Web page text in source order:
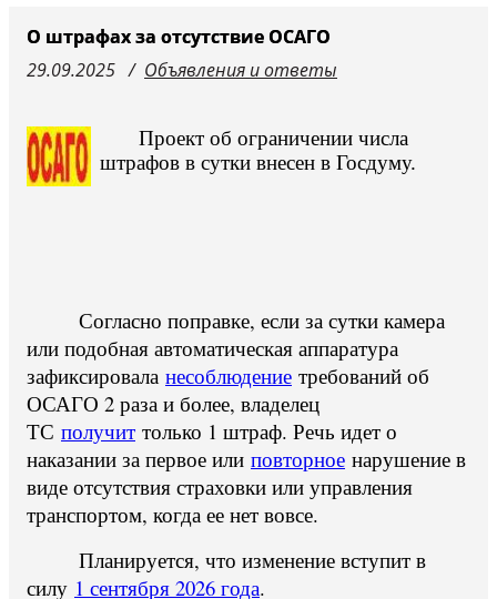
Судебные решения
СМИ о нас
О штрафах за отсутствие ОСАГО
29.09.2025
Объявления и ответы
Проект об ограничении числа
штрафов в сутки внесен в Госдуму.
Согласно поправке, если за сутки камера
или подобная автоматическая аппаратура
зафиксировала несоблюдение требований об
ОСАГО 2 раза и более, владелец
ТС получит только 1 штраф. Речь идет о
наказании за первое или повторное нарушение в
виде отсутствия страховки или управления
транспортом, когда ее нет вовсе.
Планируется, что изменение вступит в
силу 1 сентября 2026 года.